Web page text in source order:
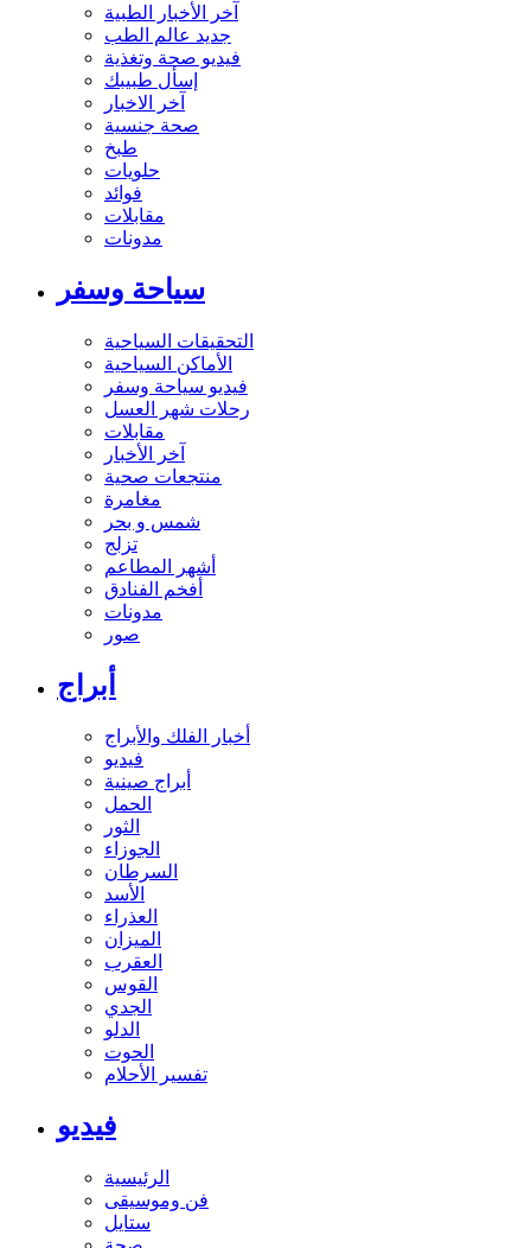
آخر الأخبار الطبية
جديد عالم الطب
فيديو صحة وتغذية
إسأل طبيبك
آخر الاخبار
صحة جنسية
طبخ
حلويات
فوائد
مقابلات
مدونات
سياحة وسفر
التحقيقات السياحية
الأماكن السياحية
فيديو سياحة وسفر
رحلات شهر العسل
مقابلات
آخر الأخبار
منتجعات صحية
مغامرة
شمس و بحر
تزلج
أشهر المطاعم
أفخم الفنادق
مدونات
صور
أبراج
أخبار الفلك والأبراج
فيديو
أبراج صينية
الحمل
الثور
الجوزاء
السرطان
الأسد
العذراء
الميزان
العقرب
القوس
الجدي
الدلو
الحوت
تفسير الأحلام
فيديو
الرئيسية
فن وموسيقى
ستايل